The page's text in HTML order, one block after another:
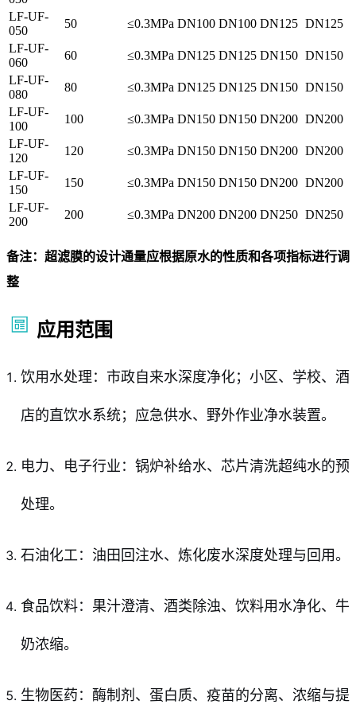
LF-UF-
050
50 ≤0.3MPa DN100 DN100 DN125 DN125
LF-UF-
060
60 ≤0.3MPa DN125 DN125 DN150 DN150
LF-UF-
080
80 ≤0.3MPa DN125 DN125 DN150 DN150
LF-UF-
100
100 ≤0.3MPa DN150 DN150 DN200 DN200
LF-UF-
120
120 ≤0.3MPa DN150 DN150 DN200 DN200
LF-UF-
150
150 ≤0.3MPa DN150 DN150 DN200 DN200
LF-UF-
200
200 ≤0.3MPa DN200 DN200 DN250 DN250
备注：超滤膜的设计通量应根据原水的性质和各项指标进行调
整
应用范围
饮用水处理：市政自来水深度净化；小区、学校、酒
店的直饮水系统；应急供水、野外作业净水装置。
电力、电子行业：锅炉补给水、芯片清洗超纯水的预
处理。
石油化工：油田回注水、炼化废水深度处理与回用。
食品饮料：果汁澄清、酒类除浊、饮料用水净化、牛
奶浓缩。
生物医药：酶制剂、蛋白质、疫苗的分离、浓缩与提